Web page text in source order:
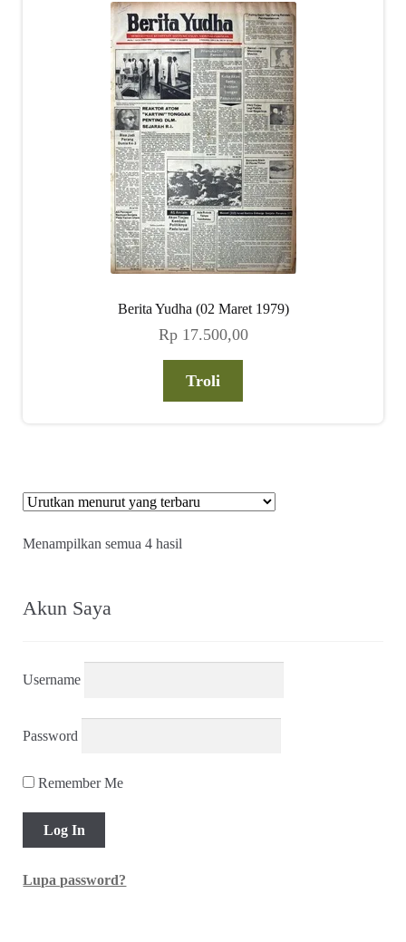
Berita Yudha (02 Maret 1979)
Rp17.500,00
Troli
Menampilkan semua 4 hasil
Akun Saya
Username
Password
Remember Me
Lupa password?